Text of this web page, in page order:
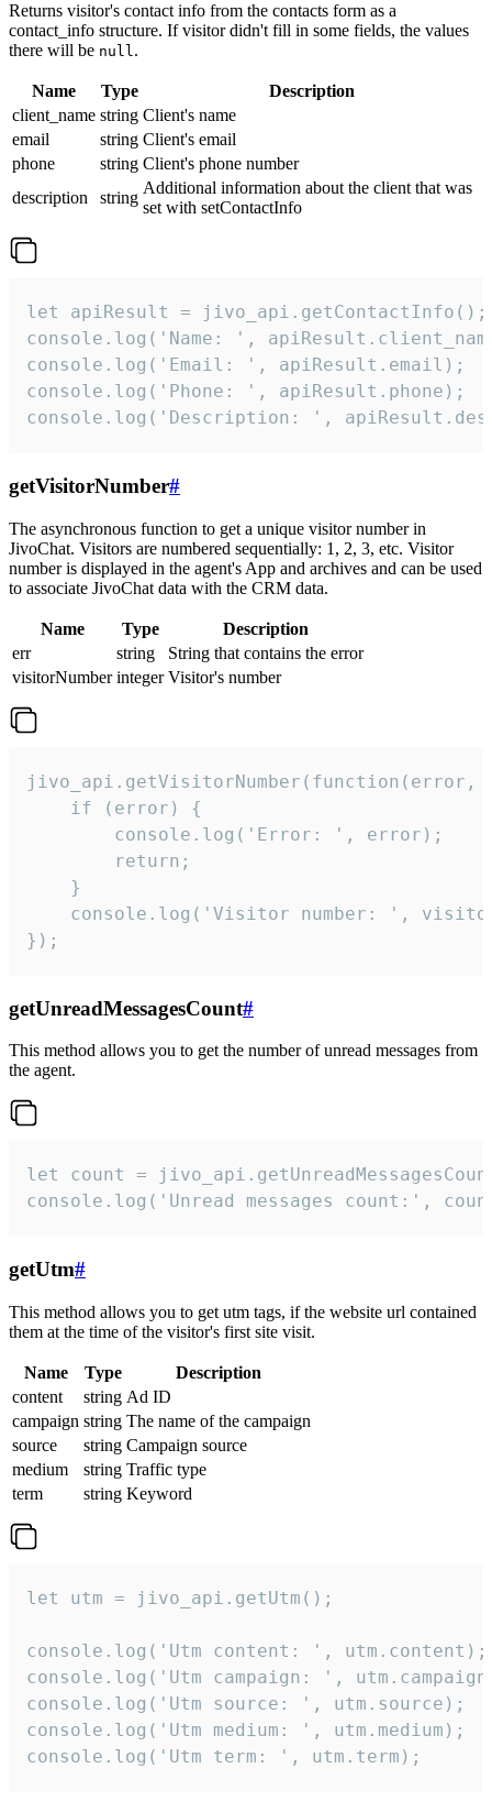
Returns visitor's contact info from the contacts form as a
contact_info structure. If visitor didn't fill in some fields, the values
there will be null.
Name Type
Description
client_name string Client's name
email
string Client's email
phone
string Client's phone number
description
string
Additional information about the client that was
set with setContactInfo
let apiResult = jivo_api.getContactInfo();
console.log('Name: ',
console.log('Email: ', apiResult.email);
console.log('Phone: ', apiResult.phone);
console.log('Description: ',
getVisitorNumber#
The asynchronous function to get a unique visitor number in
JivoChat. Visitors are numbered sequentially: 1, 2, 3, etc. Visitor
number is displayed in the agent's App and archives and can be used
to associate JivoChat data with the CRM data.
Name Type
Description
err
string
String that contains the error
visitorNumber integer Visitor's number
jivo_api.getVisitorNumber(function(error,
    if (error) {
        console.log('Error: ', error);
        return;
    }
console.log('Visitor number: ',
});
getUnreadMessagesCount#
This method allows you to get the number of unread messages from
the agent.
let count =
console.log('Unread messages count:',
getUtm#
This method allows you to get utm tags, if the website url contained
them at the time of the visitor's first site visit.
Name Type
Description
content
string Ad ID
campaign string The name of the campaign
source
string Campaign source
medium
string Traffic type
term
string Keyword
let utm = jivo_api.getUtm();
console.log('Utm content: ', utm.content);
console.log('Utm campaign: ',
console.log('Utm source: ', utm.source);
console.log('Utm medium: ', utm.medium);
console.log('Utm term: ', utm.term);